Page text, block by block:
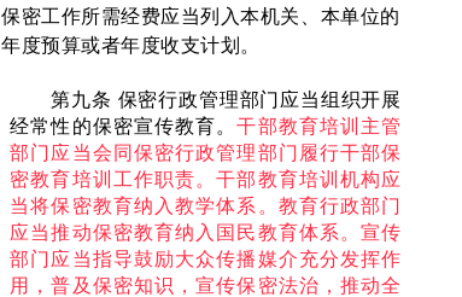
保密工作所需经费应当列入本机关、本单位的
年度预算或者年度收支计划。
第九条 保密行政管理部门应当组织开展
经常性的保密宣传教育。干部教育培训主管
部门应当会同保密行政管理部门履行干部保
密教育培训工作职责。干部教育培训机构应
当将保密教育纳入教学体系。教育行政部门
应当推动保密教育纳入国民教育体系。宣传
部门应当指导鼓励大众传播媒介充分发挥作
用，普及保密知识，宣传保密法治，推动全